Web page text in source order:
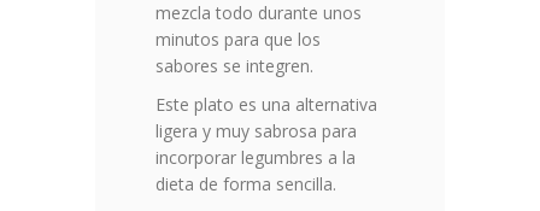
mezcla todo durante unos
minutos para que los
sabores se integren.
Este plato es una alternativa
ligera y muy sabrosa para
incorporar legumbres a la
dieta de forma sencilla.